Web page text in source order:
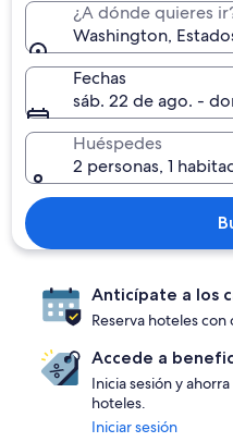
¿A dónde quieres
Washington,
Fechas
sáb. 22 de ago. -
Huéspedes
2 personas, 1
Anticípate a los
Reserva hoteles
Accede a
Inicia sesión y
hoteles.
Iniciar sesión